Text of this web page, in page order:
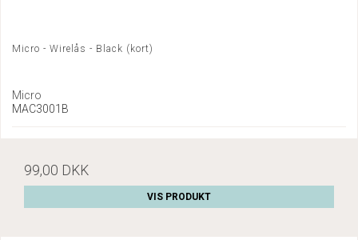
Micro - Wirelås - Black (kort)
Micro
MAC3001B
99,00 DKK
VIS PRODUKT